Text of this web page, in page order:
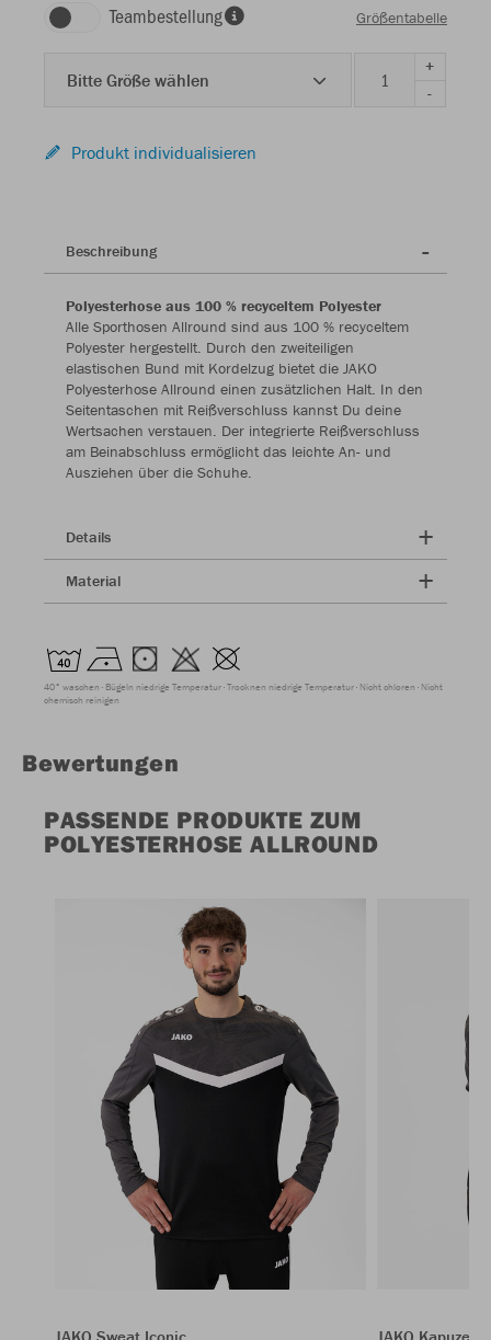
Teambestellung Größentabelle
Bitte Größe wählen
+
-
Produkt individualisieren
Beschreibung
Polyesterhose aus 100 % recyceltem Polyester
Alle Sporthosen Allround sind aus 100 % recyceltem
Polyester hergestellt. Durch den zweiteiligen
elastischen Bund mit Kordelzug bietet die JAKO
Polyesterhose Allround einen zusätzlichen Halt. In den
Seitentaschen mit Reißverschluss kannst Du deine
Wertsachen verstauen. Der integrierte Reißverschluss
am Beinabschluss ermöglicht das leichte An- und
Ausziehen über die Schuhe.
Details
Material
40° waschen Bügeln niedrige Temperatur Trocknen niedrige Temperatur Nicht chloren Nicht
chemisch reinigen
Bewertungen
PASSENDE PRODUKTE ZUM
POLYESTERHOSE ALLROUND